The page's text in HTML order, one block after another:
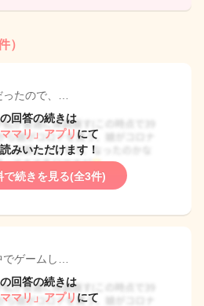
）
たので、…
回答の続きは
マリ」アプリ にて
みいただけます！
で続きを見る(全3件)
ゲームし…
回答の続きは
マリ」アプリ にて